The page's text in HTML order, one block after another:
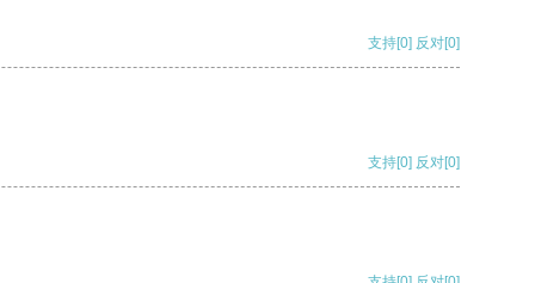
支持[0] 反对[0]
支持[0] 反对[0]